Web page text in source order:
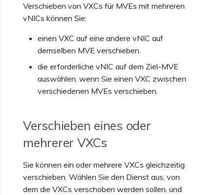
Verschieben von VXCs für MVEs mit mehreren
vNICs können Sie:
einen VXC auf eine andere vNIC auf
demselben MVE verschieben.
die erforderliche vNIC auf dem Ziel-MVE
auswählen, wenn Sie einen VXC zwischen
verschiedenen MVEs verschieben.
Verschieben eines oder
mehrerer VXCs
Sie können ein oder mehrere VXCs gleichzeitig
verschieben. Wählen Sie den Dienst aus, von
dem die VXCs verschoben werden sollen, und